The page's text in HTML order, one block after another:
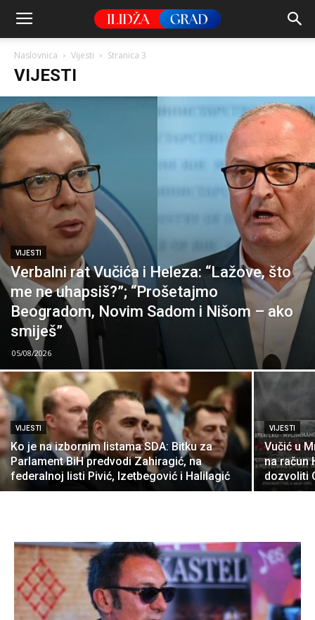
Naslovnica Vijesti Stranica 3
VIJESTI
VIJESTI
Verbalni rat Vučića i Heleza: “Lažove, što
me ne uhapsiš?”; “Prošetajmo
Beogradom, Novim Sadom i Nišom – ako
smiješ”
05/08/2026
VIJESTI
Ko je na izbornim listama SDA: Bitku za
Parlament BiH predvodi Zahiragić, na
federalnoj listi Pivić, Izetbegović i Halilagić
VIJESTI
Vučić u
na račun
dozvoliti